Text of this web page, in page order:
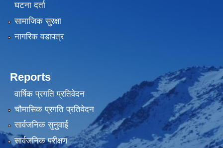
घटना दर्ता
सामाजिक सुरक्षा
नागरिक वडापत्र
Reports
वार्षिक प्रगति प्रतिवेदन
चौमासिक प्रगति प्रतिवेदन
सार्वजनिक सुनुवाई
सार्वजनिक परीक्षण